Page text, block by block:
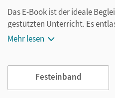
Das E-Book ist der ideale
gestützten Unterricht. Es
Rucksäcke und ist jederzeit
Notizen erstellen
Mehr lesen
Festeinband